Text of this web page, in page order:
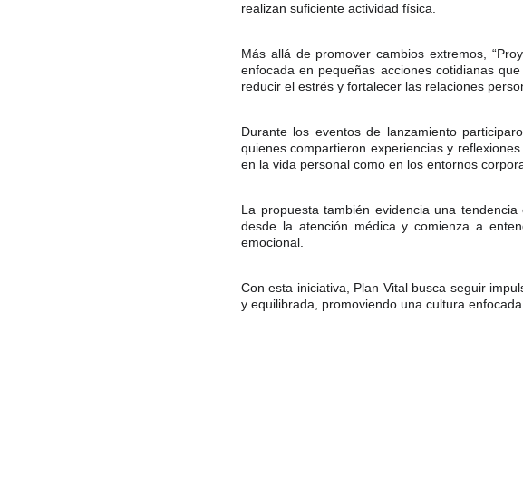
realizan suficiente actividad física.
Más allá de promover cambios extremos,
enfocada en pequeñas acciones cotidianas
reducir el estrés y fortalecer las relaciones
Durante los eventos de lanzamiento
quienes compartieron experiencias y
en la vida personal como en los entornos
La propuesta también evidencia una
desde la atención médica y comienza a
emocional.
Con esta iniciativa, Plan Vital busca seguir
y equilibrada, promoviendo una cultura